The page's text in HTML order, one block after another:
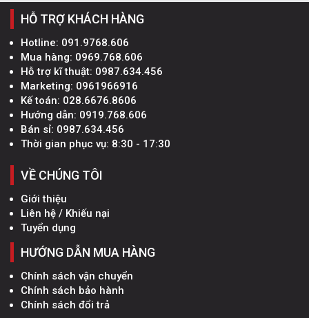
HỖ TRỢ KHÁCH HÀNG
Hotline: 091.9768.606
Mua hàng: 0969.768.606
Hỗ trợ kĩ thuật: 0987.634.456
Marketing: 0961966916
Kế toán: 028.6676.8606
Hướng dẫn: 0919.768.606
Bán sỉ: 0987.634.456
Thời gian phục vụ: 8:30 - 17:30
VỀ CHÚNG TÔI
Giới thiệu
Liên hệ / Khiếu nại
Tuyển dụng
HƯỚNG DẪN MUA HÀNG
Chính sách vận chuyển
Chính sách bảo hành
Chính sách đổi trả